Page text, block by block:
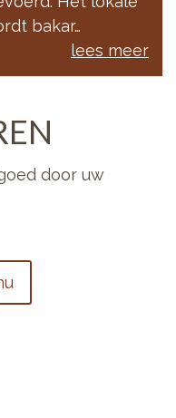
bakar…
lees meer
door uw